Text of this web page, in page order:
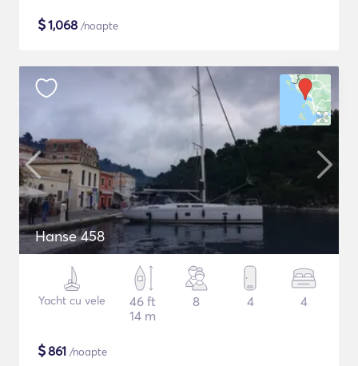
$1,068 /noapte
Hanse 458
Yacht cu vele
46 ft
14 m
8 4 4
$861 /noapte